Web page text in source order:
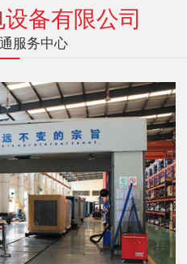
备有限公司
服务中心